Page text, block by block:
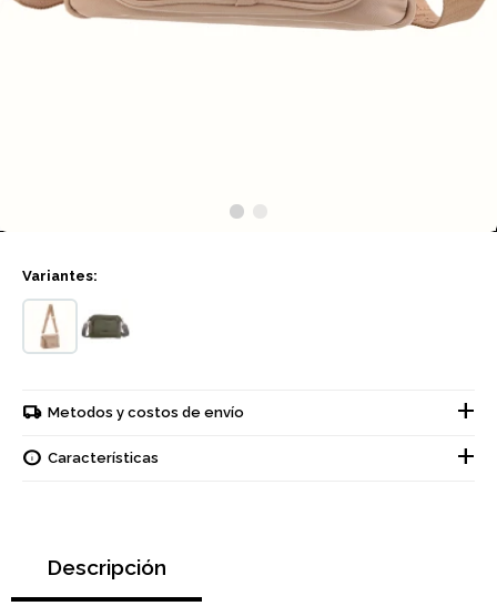
Variantes:
Metodos y costos de envío
Características
Descripción